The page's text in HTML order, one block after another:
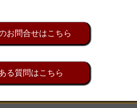
お問合せはこちら
る質問はこちら